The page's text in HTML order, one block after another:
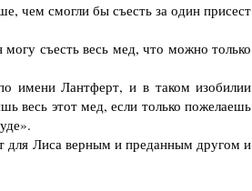
чем смогли бы съесть за один присест
съесть весь мед, что можно только
имени Лантферт, и в таком изобилии
весь этот мед, если только пожелаешь
для Лиса верным и преданным другом и